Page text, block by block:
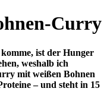
Curry
ist der Hunger
weshalb ich
mit weißen Bohnen
– und steht in 15